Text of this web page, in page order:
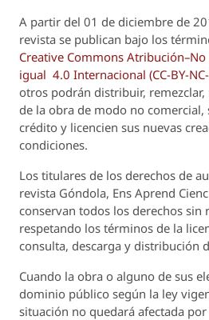
A partir del 01 de diciembre de
revista se publican bajo los
Creative Commons
igual 4.0 Internacional (CC-BY-
otros podrán distribuir,
de la obra de modo no comercial,
crédito y licencien sus nuevas
condiciones.
Los titulares de los derechos de
revista Góndola, Ens Aprend
conservan todos los derechos sin
respetando los términos de la
consulta, descarga y distribución
Cuando la obra o alguno de sus
dominio público según la ley
situación no quedará afectada por